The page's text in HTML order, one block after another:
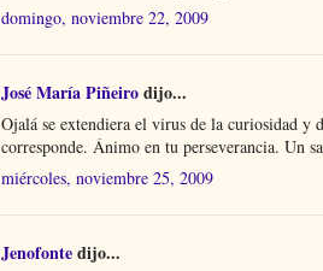
domingo, noviembre 22, 2009
José María Piñeirodijo...
Ojalá se extendiera el virus de la curiosidad y
corresponde. Ánimo en tu perseverancia. Un
miércoles, noviembre 25, 2009
Jenofontedijo...